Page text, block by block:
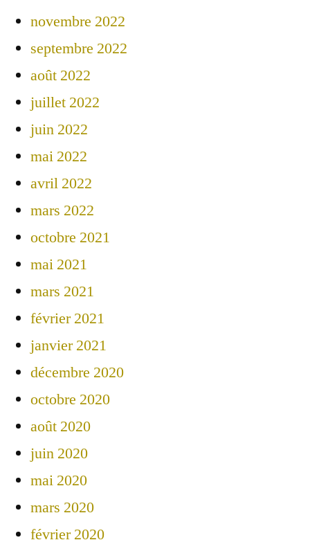
novembre 2022
septembre 2022
août 2022
juillet 2022
juin 2022
mai 2022
avril 2022
mars 2022
octobre 2021
mai 2021
mars 2021
février 2021
janvier 2021
décembre 2020
octobre 2020
août 2020
juin 2020
mai 2020
mars 2020
février 2020